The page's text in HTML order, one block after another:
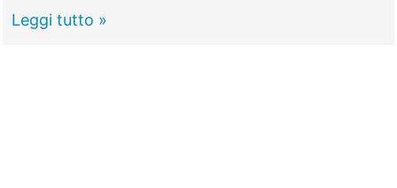
GUIDONIA -
Leggi tutto »